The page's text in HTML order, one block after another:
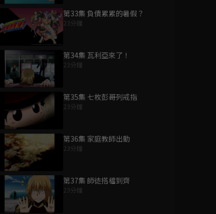
第33集 負債累累的暑假？
23分鐘
第34集 瓦利亞來了！
23分鐘
第35集 七枚彭哥列戒指
23分鐘
第36集 家庭教師出動
23分鐘
第37集 師徒搭檔到齊
23分鐘